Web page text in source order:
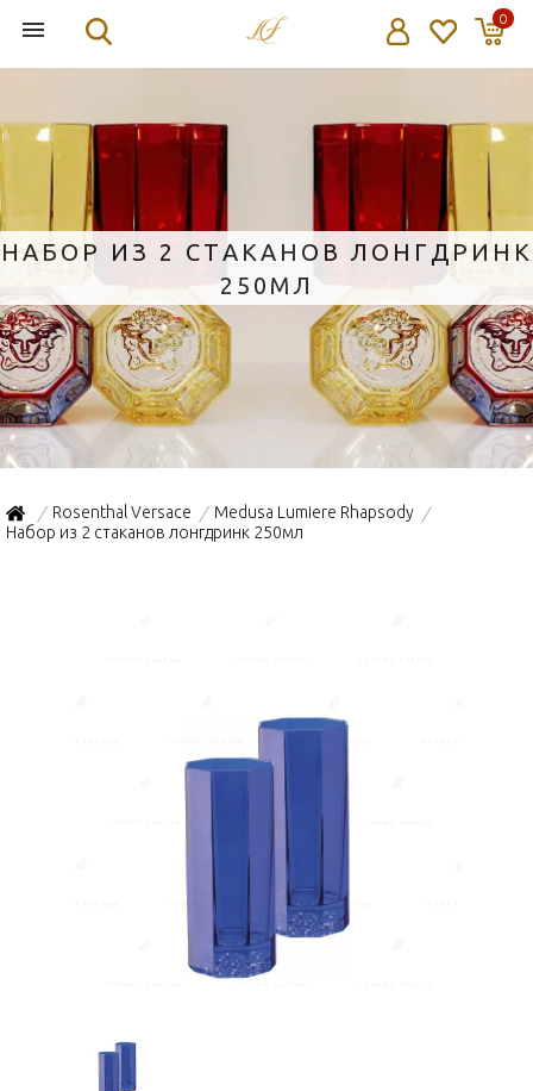
0
НАБОР ИЗ 2 СТАКАНОВ ЛОНГДРИНК
250МЛ
/ Rosenthal Versace / Medusa Lumiere Rhapsody /
Набор из 2 стаканов лонгдринк 250мл